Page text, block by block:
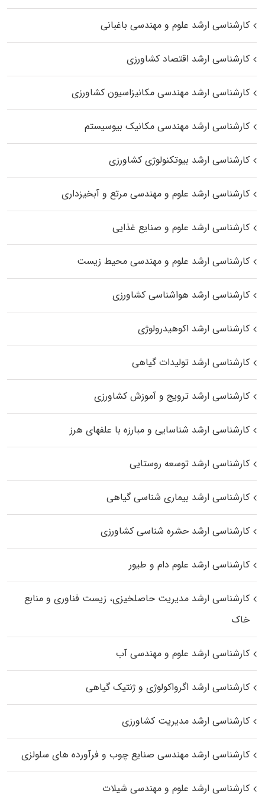
کارشناسی ارشد علوم و مهندسی باغبانی
کارشناسی ارشد اقتصاد کشاورزی
کارشناسی ارشد مهندسی مکانیزاسیون کشاورزی
کارشناسی ارشد مهندسی مکانیک بیوسیستم
کارشناسی ارشد بیوتکنولوژی کشاورزی
کارشناسی ارشد علوم و مهندسی مرتع و آبخیزداری
کارشناسی ارشد علوم و صنایع غذایی
کارشناسی ارشد علوم و مهندسی محیط زیست
کارشناسی ارشد هواشناسی کشاورزی
کارشناسی ارشد اکوهیدرولوژی
کارشناسی ارشد تولیدات گیاهی
کارشناسی ارشد ترویج و آموزش کشاورزی
کارشناسی ارشد شناسایی و مبارزه با علفهای هرز
کارشناسی ارشد توسعه روستایی
کارشناسی ارشد بیماری‌ شناسی گیاهی
کارشناسی ارشد حشره‌ شناسی کشاورزی
کارشناسی ارشد علوم دام و طیور
کارشناسی ارشد مدیریت حاصلخیزی، زیست فناوری و منابع
خاک
کارشناسی ارشد علوم و مهندسی آب
کارشناسی ارشد اگرواکولوژی و ژنتیک گیاهی
کارشناسی ارشد مدیریت کشاورزی
کارشناسی ارشد مهندسی صنایع چوب و فرآورده‌ های سلولزی
کارشناسی ارشد علوم و مهندسی شیلات